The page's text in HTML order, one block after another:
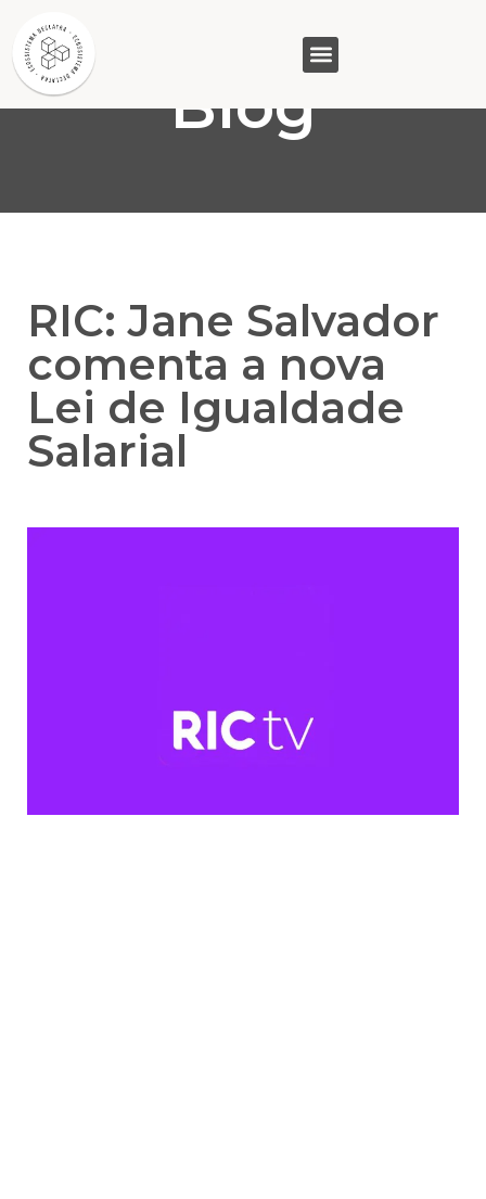
Blog
RIC: Jane Salvador
comenta a nova
Lei de Igualdade
Salarial